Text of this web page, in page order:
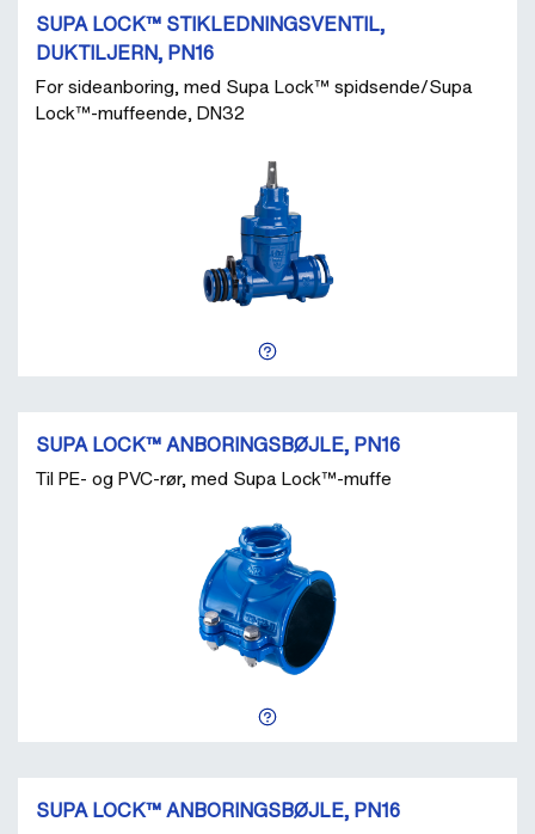
SUPA LOCK™ STIKLEDNINGSVENTIL,
DUKTILJERN, PN16
For sideanboring, med Supa Lock™ spidsende/Supa
Lock™-muffeende, DN32
SUPA LOCK™ ANBORINGSBØJLE, PN16
Til PE- og PVC-rør, med Supa Lock™-muffe
SUPA LOCK™ ANBORINGSBØJLE, PN16